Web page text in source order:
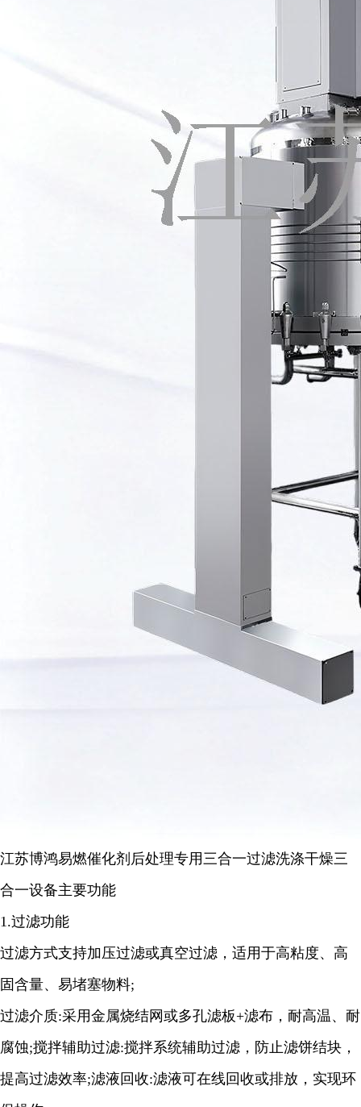
江苏博鸿易燃催化剂后处理专用三合一过滤洗涤干燥三
合一设备主要功能
1.过滤功能
过滤方式支持加压过滤或真空过滤，适用于高粘度、高
固含量、易堵塞物料;
过滤介质:采用金属烧结网或多孔滤板+滤布，耐高温、耐
腐蚀;搅拌辅助过滤:搅拌系统辅助过滤，防止滤饼结块，
提高过滤效率;滤液回收:滤液可在线回收或排放，实现环